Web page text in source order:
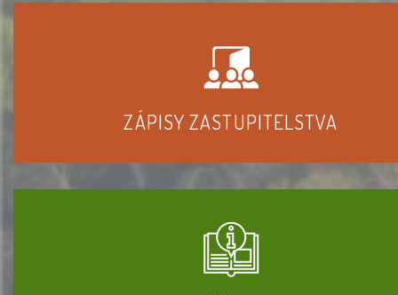
ZÁPISY ZASTUPITELSTVA